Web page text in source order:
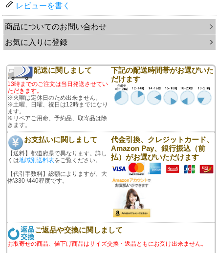
レビューを書く
商品についてのお問い合わせ
お気に入りに登録
配送に関しまして
13時までのご注文は当日発送させてい
ただきます。
※火曜は定休日のため出来ません。
※土曜、日曜、祝日は12時までになり
ます。
※リペアご用命、予約品、取寄品は除
きます。
下記の配送時間帯がお選びいた
だけます
お支払いに関しまして
【送料】都道府県で異なります。詳し
くは地域別送料表をご覧ください。
【代引手数料】総額によりますが、大
体\330-\440程度です。
代金引換、クレジットカード、
Amazon Pay、銀行振込（前
払）がお選びいただけます
ご返品や交換に関しまして
お取寄せの商品、値下げ商品はサイズ交換・返品ともにお受け出来ません。